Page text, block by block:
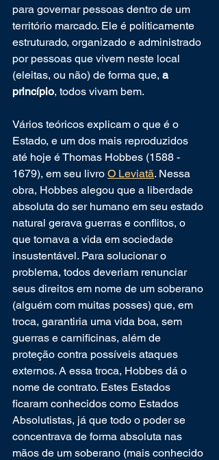
para governar pessoas dentro de um
território marcado. Ele é politicamente
estruturado, organizado e administrado
por pessoas que vivem neste local
(eleitas, ou não) de forma que, a
princípio, todos vivam bem.
Vários teóricos explicam o que é o
Estado, e um dos mais reproduzidos
até hoje é Thomas Hobbes (1588 -
1679), em seu livro O Leviatã. Nessa
obra, Hobbes alegou que a liberdade
absoluta do ser humano em seu estado
natural gerava guerras e conflitos, o
que tornava a vida em sociedade
insustentável. Para solucionar o
problema, todos deveriam renunciar
seus direitos em nome de um soberano
(alguém com muitas posses) que, em
troca, garantiria uma vida boa, sem
guerras e carnificinas, além de
proteção contra possíveis ataques
externos. A essa troca, Hobbes dá o
nome de contrato. Estes Estados
ficaram conhecidos como Estados
Absolutistas, já que todo o poder se
concentrava de forma absoluta nas
mãos de um soberano (mais conhecido